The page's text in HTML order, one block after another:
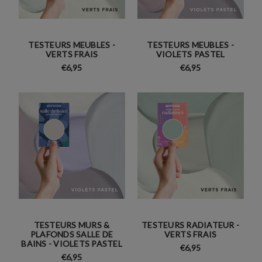
TESTEURS MEUBLES -
VERTS FRAIS
€6,95
TESTEURS MEUBLES -
VIOLETS PASTEL
€6,95
TESTEURS MURS &
PLAFONDS SALLE DE
BAINS - VIOLETS PASTEL
€6,95
TESTEURS RADIATEUR -
VERTS FRAIS
€6,95